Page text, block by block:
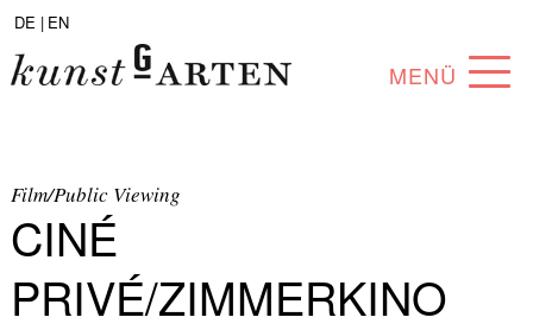
DE | EN
MENÜ
KÜNSTLER*INNEN
Film/Public Viewing
CINÉ
PRIVÉ/ZIMMERKINO